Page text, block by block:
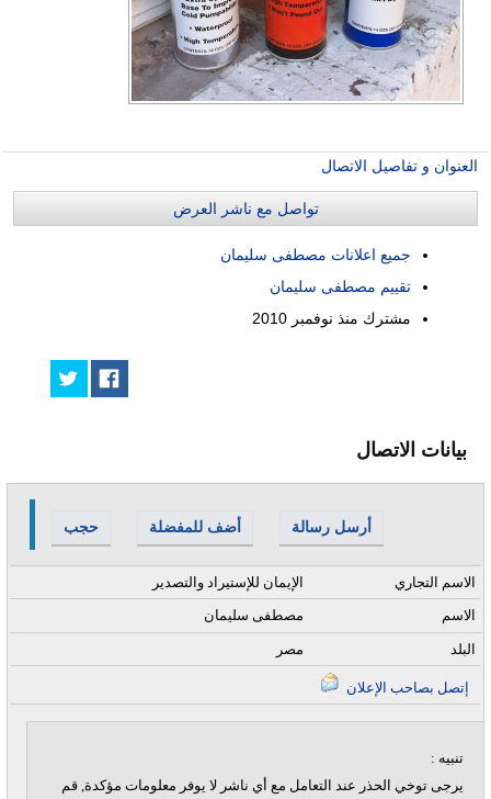
العنوان و تفاصيل الاتصال
تواصل مع ناشر العرض
جميع اعلانات مصطفى سليمان
تقييم مصطفى سليمان
مشترك منذ نوفمبر 2010
بيانات الاتصال
حجب أضف للمفضلة أرسل رسالة
الإيمان للإستيراد والتصدير
الاسم التجاري
مصطفى سليمان
الاسم
مصر البلد
تنبيه :
يرجى توخي الحذر عند التعامل مع أي ناشر لا يوفر معلومات مؤكدة, قم